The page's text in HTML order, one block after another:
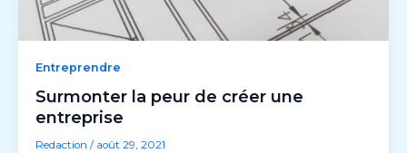
Entreprendre
Surmonter la peur de créer une
entreprise
Redaction / août 29, 2021